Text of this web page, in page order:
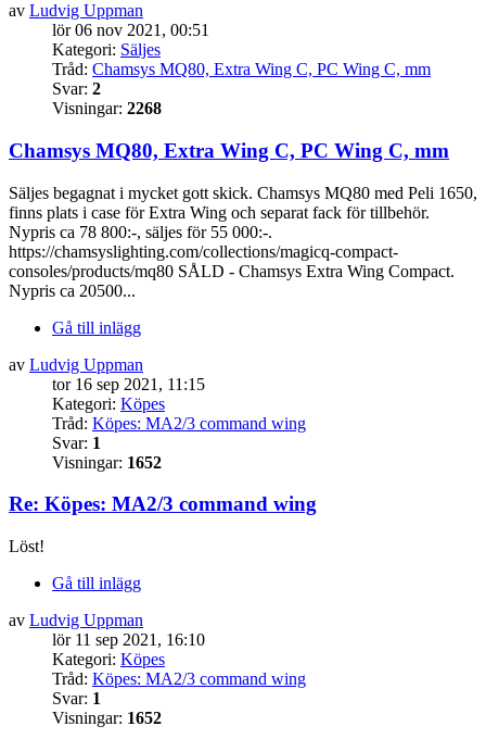
av Ludvig Uppman
lör 06 nov 2021, 00:51
Kategori: Säljes
Tråd: Chamsys MQ80, Extra Wing C, PC Wing C, mm
Svar: 2
Visningar: 2268
Chamsys MQ80, Extra Wing C, PC Wing C, mm
Säljes begagnat i mycket gott skick. Chamsys MQ80 med Peli 1650,
finns plats i case för Extra Wing och separat fack för tillbehör.
Nypris ca 78 800:-, säljes för 55 000:-.
https://chamsyslighting.com/collections/magicq-compact-
consoles/products/mq80 SÅLD - Chamsys Extra Wing Compact.
Nypris ca 20500...
Gå till inlägg
av Ludvig Uppman
tor 16 sep 2021, 11:15
Kategori: Köpes
Tråd: Köpes: MA2/3 command wing
Svar: 1
Visningar: 1652
Re: Köpes: MA2/3 command wing
Löst!
Gå till inlägg
av Ludvig Uppman
lör 11 sep 2021, 16:10
Kategori: Köpes
Tråd: Köpes: MA2/3 command wing
Svar: 1
Visningar: 1652